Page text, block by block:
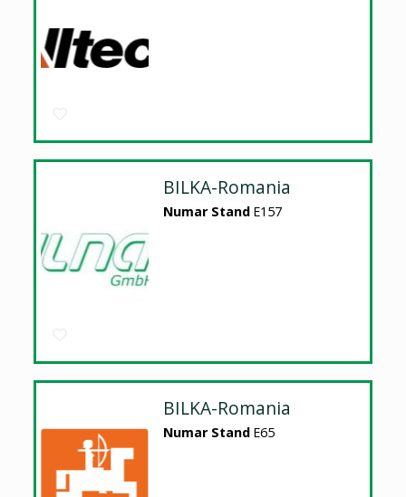
BILKA-Romania
Numar Stand E157
BILKA-Romania
Numar Stand E65